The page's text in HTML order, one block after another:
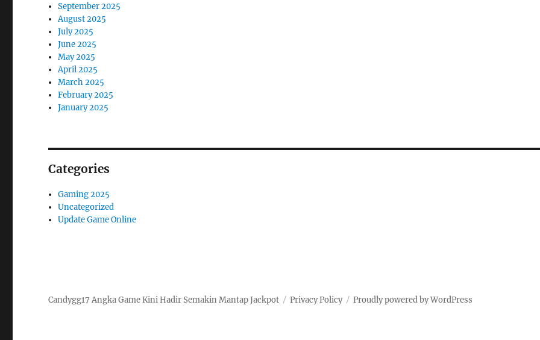
September 2025
August 2025
July 2025
June 2025
May 2025
April 2025
March 2025
February 2025
January 2025
Categories
Gaming 2025
Uncategorized
Update Game Online
Candygg17 Angka Game Kini Hadir Semakin Mantap Jackpot Privacy Policy Proudly powered by WordPress